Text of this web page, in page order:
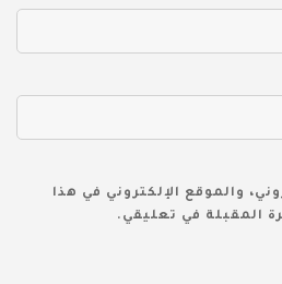
والموقع الإلكتروني في هذا
المقبلة في تعليقي.